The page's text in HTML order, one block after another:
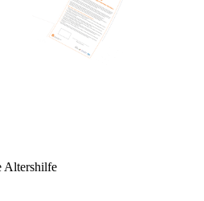
Altershilfe